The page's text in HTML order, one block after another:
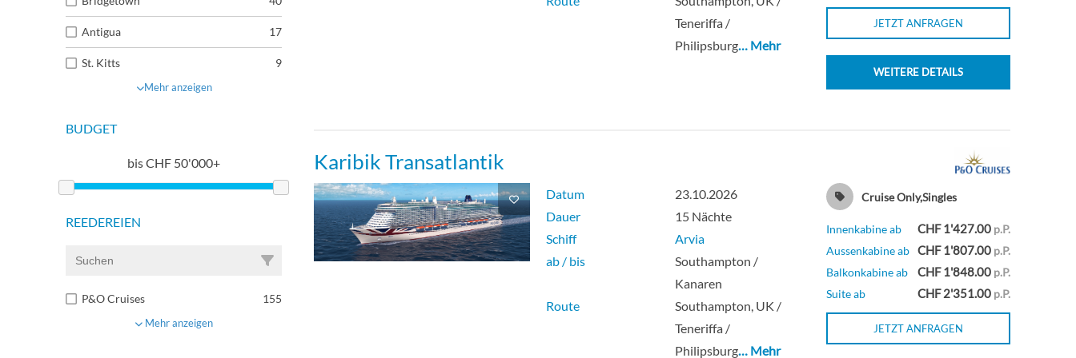
Deck 5 Innenkabine
Antigua 17
St. Kitts 9
Mehr anzeigen
BUDGET
bisCHF 50'000+
REEDEREIEN
P&O Cruises 155
Mehr anzeigen
Teneriffa /
Philipsburg… Mehr
JETZT ANFRAGEN
WEITERE DETAILS
Karibik Transatlantik
Datum
23.10.2026
Dauer
15 Nächte
Schiff
Arvia
ab / bis
Southampton /
Kanaren
Route
Southampton, UK /
Teneriffa /
Philipsburg… Mehr
Cruise Only,Singles
Innenkabine ab CHF 1'427.00 p.P.
Aussenkabine ab CHF 1'807.00 p.P.
Balkonkabine ab
CHF 1'848.00 p.P.
Suite ab
CHF 2'351.00 p.P.
JETZT ANFRAGEN